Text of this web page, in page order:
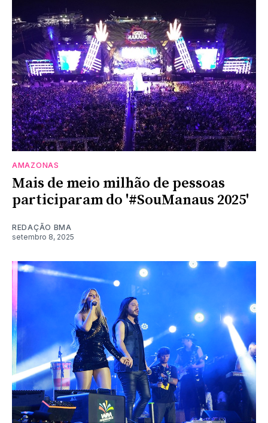
AMAZONAS
Mais de meio milhão de pessoas
participaram do '#SouManaus 2025'
REDAÇÃO BMA
setembro 8, 2025